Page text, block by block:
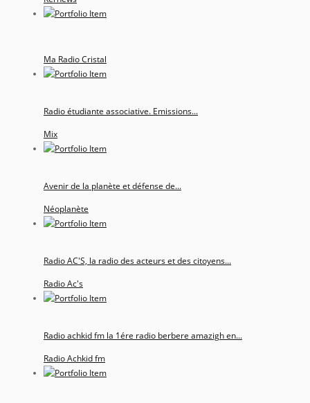
Ma Radio Cristal
Radio étudiante associative. Emissions...
Mix
Avenir de la planète et défense de...
Néoplanète
Radio AC'S, la radio des acteurs et des citoyens...
Radio Ac's
Radio achkid fm la 1ére radio berbere amazigh en...
Radio Achkid fm